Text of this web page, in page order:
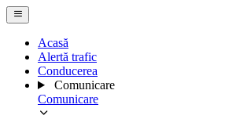
Acasă
Alertă trafic
Conducerea
Comunicare
Comunicare